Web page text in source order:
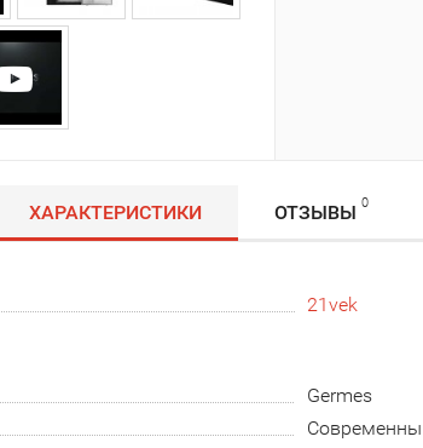
ХАРАКТЕРИСТИКИ ОТЗЫВЫ 0
21vek
Germes